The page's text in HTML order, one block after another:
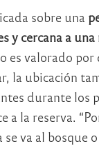
sobre una
y cercana a
es valorado por
la ubicación
durante los
a la reserva.
va al bosque